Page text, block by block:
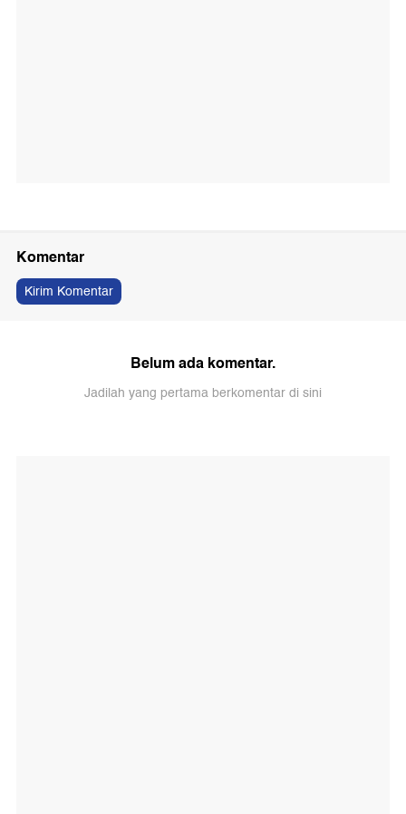
Komentar
Kirim Komentar
Belum ada komentar.
Jadilah yang pertama berkomentar di sini